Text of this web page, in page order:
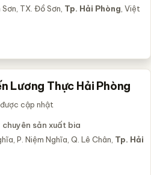
TX. Đồ Sơn, Tp. Hải Phòng , Việt
Lương Thực Hải Phòng
cập nhật
sản xuất bia
P. Niệm Nghĩa, Q. Lê Chân, Tp. Hải